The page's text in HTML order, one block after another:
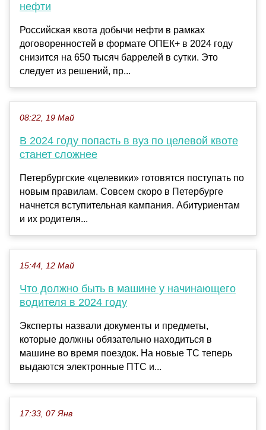
нефти
Российская квота добычи нефти в рамках
договоренностей в формате ОПЕК+ в 2024 году
снизится на 650 тысяч баррелей в сутки. Это
следует из решений, пр...
08:22, 19 Май
В 2024 году попасть в вуз по целевой квоте
станет сложнее
Петербургские «целевики» готовятся поступать по
новым правилам. Совсем скоро в Петербурге
начнется вступительная кампания. Абитуриентам
и их родителя...
15:44, 12 Май
Что должно быть в машине у начинающего
водителя в 2024 году
Эксперты назвали документы и предметы,
которые должны обязательно находиться в
машине во время поездок. На новые ТС теперь
выдаются электронные ПТС и...
17:33, 07 Янв